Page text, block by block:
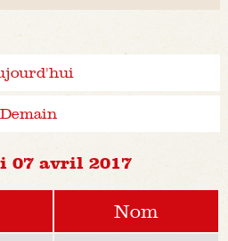
Demain
07 avril 2017
Nom